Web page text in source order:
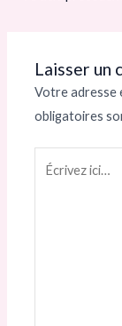
Laisser un
Votre adresse
obligatoires